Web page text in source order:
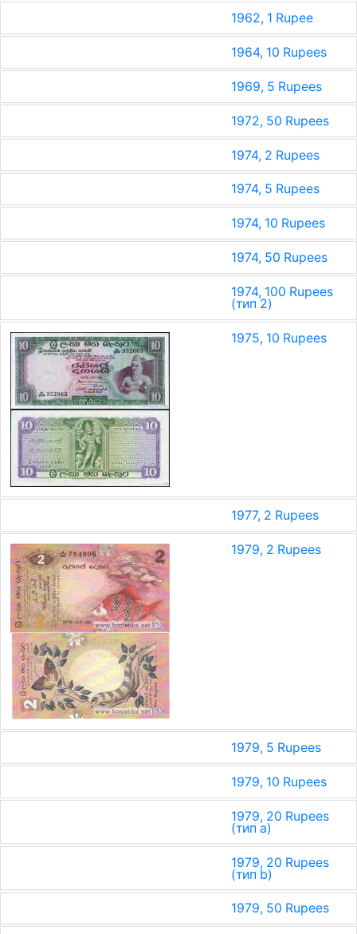
1962, 1 Rupee
1964, 10 Rupees
1969, 5 Rupees
1972, 50 Rupees
1974, 2 Rupees
1974, 5 Rupees
1974, 10 Rupees
1974, 50 Rupees
1974, 100 Rupees
(тип 2)
1975, 10 Rupees
1977, 2 Rupees
1979, 2 Rupees
1979, 5 Rupees
1979, 10 Rupees
1979, 20 Rupees
(тип a)
1979, 20 Rupees
(тип b)
1979, 50 Rupees